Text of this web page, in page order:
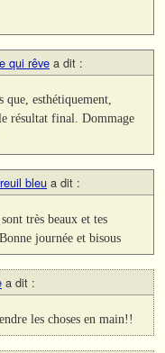
qui rêve a dit :
que, esthétiquement,
résultat final. Dommage
bleu a dit :
très beaux et tes
journée et bisous
a dit :
les choses en main!!